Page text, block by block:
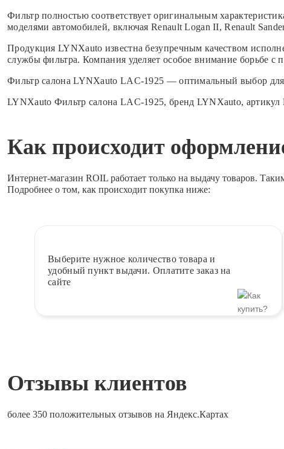
Фильтр полностью соответствует оригинальным
моделями автомобилей, включая Renault Logan II, Renault
Продукция LYNXauto известна безупречным качеством
службы фильтра. Компания уделяет особое внимание борьбе с
Фильтр салона LYNXauto LAC-1925 — оптимальный выбор для
LYNXauto Фильтр салона LAC-1925, бренд LYNXauto,
Как происходит
Интернет-магазин ROIL работает только на выдачу товаров.
Подробнее о том, как происходит покупка ниже:
Выберите нужное количество товара и
удобный пункт выдачи. Оплатите заказ на
сайте
Отзывы клиентов
более 350 положительных отзывов на Яндекс.Картах